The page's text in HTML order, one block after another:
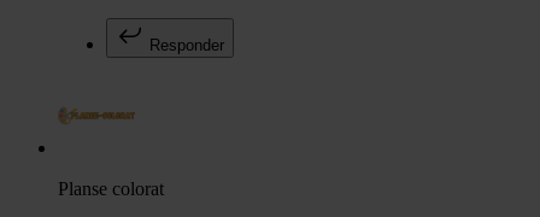
Responder
Planse colorat